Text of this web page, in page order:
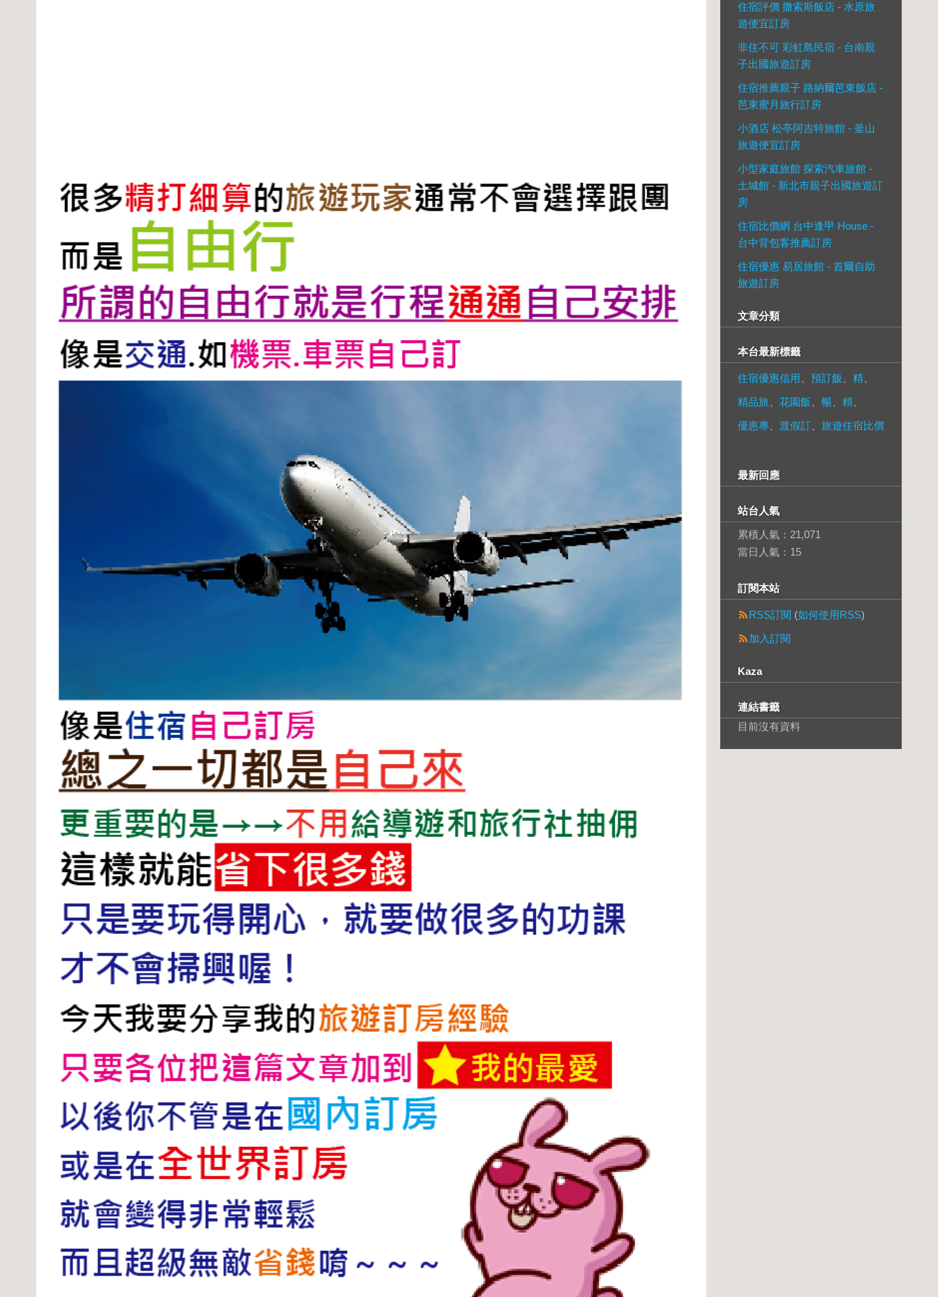
住宿評價 撒索斯飯店 - 水原旅
遊便宜訂房
非住不可 彩虹島民宿 - 台南親
子出國旅遊訂房
住宿推薦親子 路納爾芭東飯店 -
芭東蜜月旅行訂房
小酒店 松亭阿吉特旅館 - 釜山
旅遊便宜訂房
小型家庭旅館 探索汽車旅館 -
土城館 - 新北市親子出國旅遊訂
房
住宿比價網 台中逢甲 House -
台中背包客推薦訂房
住宿優惠 易居旅館 - 首爾自助
旅遊訂房
文章分類
本台最新標籤
住宿優惠信用 預訂飯 精
精品旅
花園飯 暢 精
優惠專
渡假訂 旅遊住宿比價
最新回應
站台人氣
累積人氣： 21,071
當日人氣： 15
訂閱本站
RSS訂閱 (如何使用RSS)
加入訂閱
Kaza
連結書籤
目前沒有資料